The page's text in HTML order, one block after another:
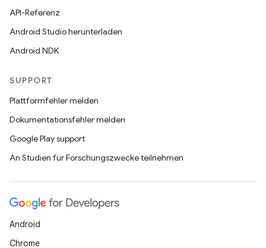
API-Referenz
Android Studio herunterladen
Android NDK
SUPPORT
Plattformfehler melden
Dokumentationsfehler melden
Google Play support
An Studien für Forschungszwecke teilnehmen
Android
Chrome